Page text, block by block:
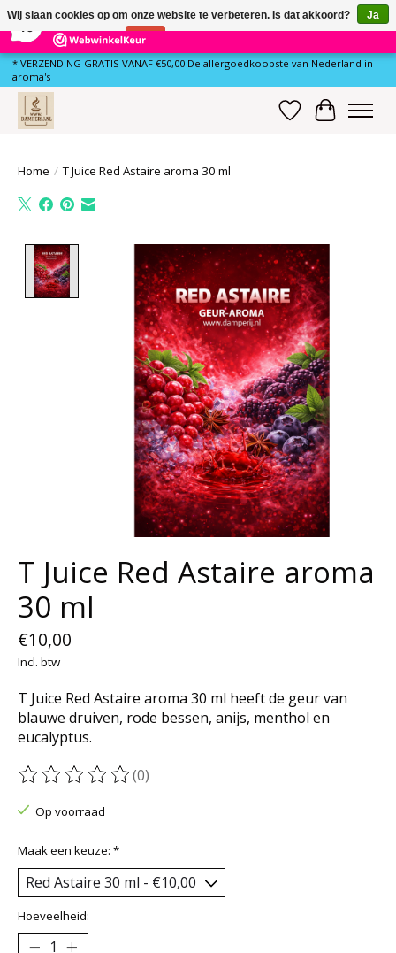
81 Reviews ×
* VERZENDING GRATIS VANAF €50,00 De allergoedkoopste van Nederland in
aroma's
Verlanglijst
Home / T Juice Red Astaire aroma 30 ml
Product image slideshow Items
T Juice Red Astaire aroma
30 ml
€10,00
Incl. btw
T Juice Red Astaire aroma 30 ml heeft de geur van
blauwe druiven, rode bessen, anijs, menthol en
eucalyptus.
De beoordeling van dit product is
(0)
Op voorraad
Maak een keuze: *
Hoeveelheid:
Wij slaan cookies op om onze website te verbeteren. Is dat akkoord?
Ja
Nee